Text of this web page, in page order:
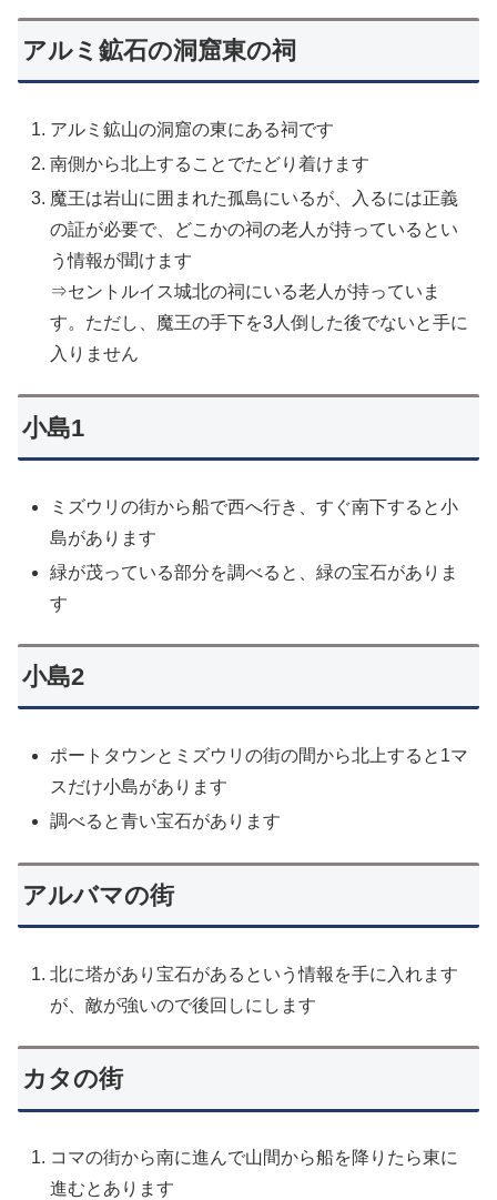
アルミ鉱石の洞窟東の祠
アルミ鉱山の洞窟の東にある祠です
南側から北上することでたどり着けます
魔王は岩山に囲まれた孤島にいるが、入るには正義
の証が必要で、どこかの祠の老人が持っているとい
う情報が聞けます
⇒セントルイス城北の祠にいる老人が持っていま
す。ただし、魔王の手下を3人倒した後でないと手に
入りません
小島1
ミズウリの街から船で西へ行き、すぐ南下すると小
島があります
緑が茂っている部分を調べると、緑の宝石がありま
す
小島2
ポートタウンとミズウリの街の間から北上すると1マ
スだけ小島があります
調べると青い宝石があります
アルバマの街
北に塔があり宝石があるという情報を手に入れます
が、敵が強いので後回しにします
カタの街
コマの街から南に進んで山間から船を降りたら東に
進むとあります